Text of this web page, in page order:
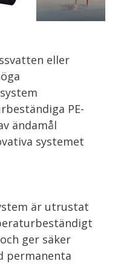
eller
PE-
ändamål
systemet
är utrustat
ger säker
permanenta